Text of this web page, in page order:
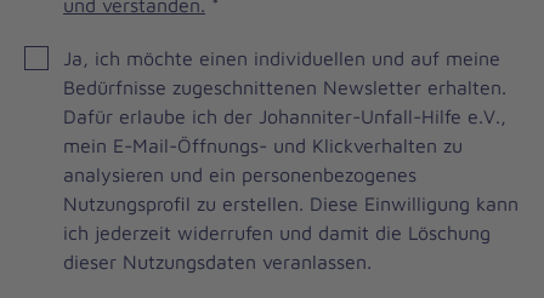
und verstanden. *
Brevo
Newsletter
Checkbox
Ja, ich möchte einen individuellen und auf meine
Bedürfnisse zugeschnittenen Newsletter erhalten.
Dafür erlaube ich der Johanniter-Unfall-Hilfe e.V.,
mein E-Mail-Öffnungs- und Klickverhalten zu
analysieren und ein personenbezogenes
Nutzungsprofil zu erstellen. Diese Einwilligung kann
ich jederzeit widerrufen und damit die Löschung
dieser Nutzungsdaten veranlassen.